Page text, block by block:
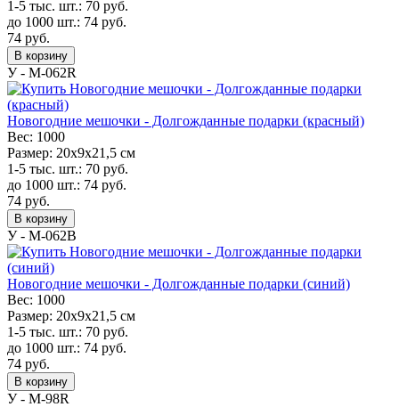
1-5 тыс. шт.: 70 руб.
до 1000 шт.: 74 руб.
74 руб.
В корзину
У - M-062R
Новогодние мешочки - Долгожданные подарки (красный)
Вес: 1000
Размер: 20х9х21,5 см
1-5 тыс. шт.: 70 руб.
до 1000 шт.: 74 руб.
74 руб.
В корзину
У - M-062B
Новогодние мешочки - Долгожданные подарки (синий)
Вес: 1000
Размер: 20х9х21,5 см
1-5 тыс. шт.: 70 руб.
до 1000 шт.: 74 руб.
74 руб.
В корзину
У - M-98R